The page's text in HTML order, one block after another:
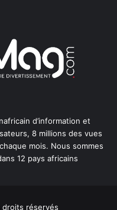
d’information et
8 millions des vues
mois. Nous sommes
12 pays africains
réservés